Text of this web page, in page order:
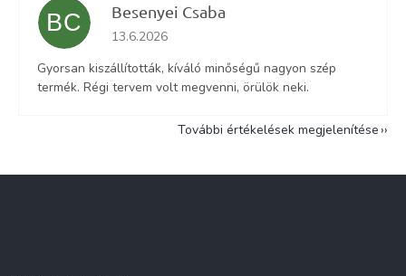
BC Besenyei Csaba
Az áruház értékelése 5-ből 5 csillag.
13.6.2026
Gyorsan kiszállították, kíváló minőségű nagyon szép
termék. Régi tervem volt megvenni, örülök neki.
További értékelések megjelenítése